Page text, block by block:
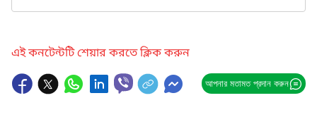
এই কনটেন্টটি শেয়ার করতে ক্লিক করুন
আপনার মতামত প্রদান করুন